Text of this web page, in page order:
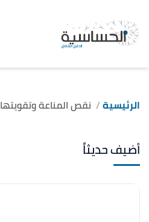
الرئيسية نقص المناعة وتقويتها
أضيف حديثاً